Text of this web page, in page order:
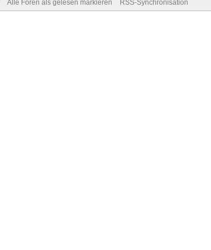
Alle Foren als gelesen markieren RSS-Synchronisation